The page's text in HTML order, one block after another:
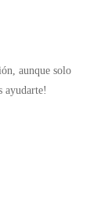
aunque solo
ayudarte!